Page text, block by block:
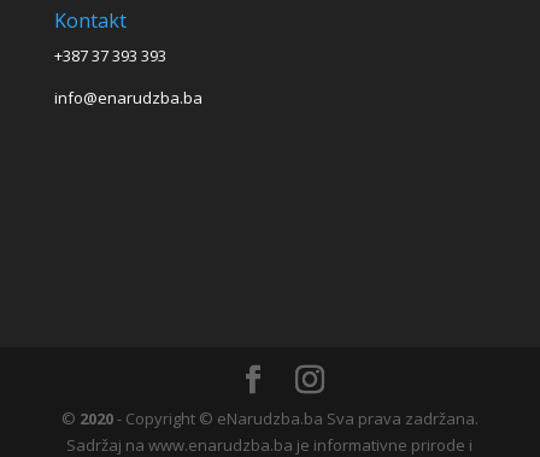
Kontakt
+387 37 393 393
info@enarudzba.ba
© 2020- Copyright © eNarudzba.ba Sva prava zadržana.
Sadržaj na www.enarudzba.ba je informativne prirode i